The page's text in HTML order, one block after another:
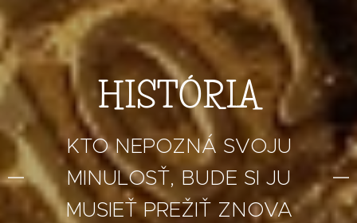
HISTÓRIA
KTO NEPOZNÁ SVOJU
MINULOSŤ, BUDE SI JU
MUSIEŤ PREŽIŤ ZNOVA